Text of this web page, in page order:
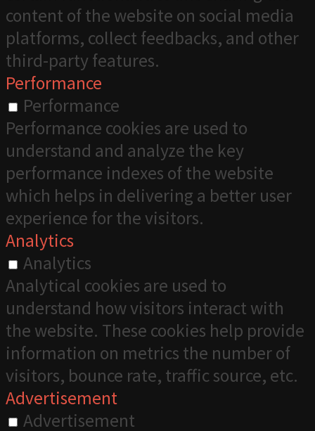
content of the website on social media
platforms, collect feedbacks, and other
third-party features.
Performance
Performance
Performance cookies are used to
understand and analyze the key
performance indexes of the website
which helps in delivering a better user
experience for the visitors.
Analytics
Analytics
Analytical cookies are used to
understand how visitors interact with
the website. These cookies help provide
information on metrics the number of
visitors, bounce rate, traffic source, etc.
Advertisement
Advertisement